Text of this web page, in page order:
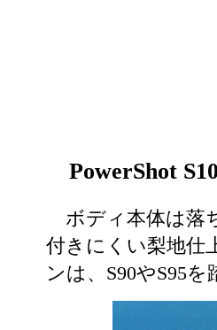
PowerShot
ボディ本体は落
付きにくい梨地仕
ンは、S90やS95